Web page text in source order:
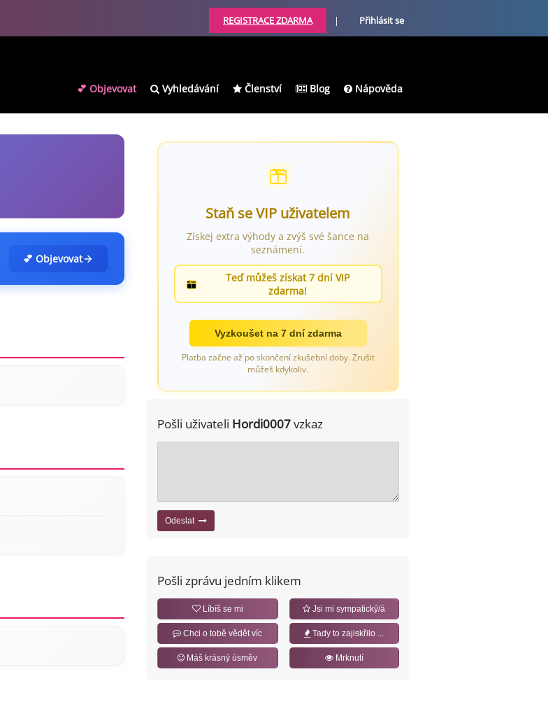
REGISTRACE ZDARMA | Přihlásit se
💕 Objevovat Vyhledávání Členství Blog Nápověda
💕 Objevovat
Staň se VIP uživatelem
Získej extra výhody a zvýš své šance na
seznámení.
Teď můžeš získat 7 dní VIP
zdarma!
Vyzkoušet na 7 dní zdarma
Platba začne až po skončení zkušební doby. Zrušit
můžeš kdykoliv.
Pošli uživateli Hordi0007vzkaz
Odeslat
Pošli zprávu jedním klikem
Líbíš se mi Jsi mi sympatický/á
Chci o tobě vědět víc Tady to zajiskřilo ...
Máš krásný úsměv Mrknutí